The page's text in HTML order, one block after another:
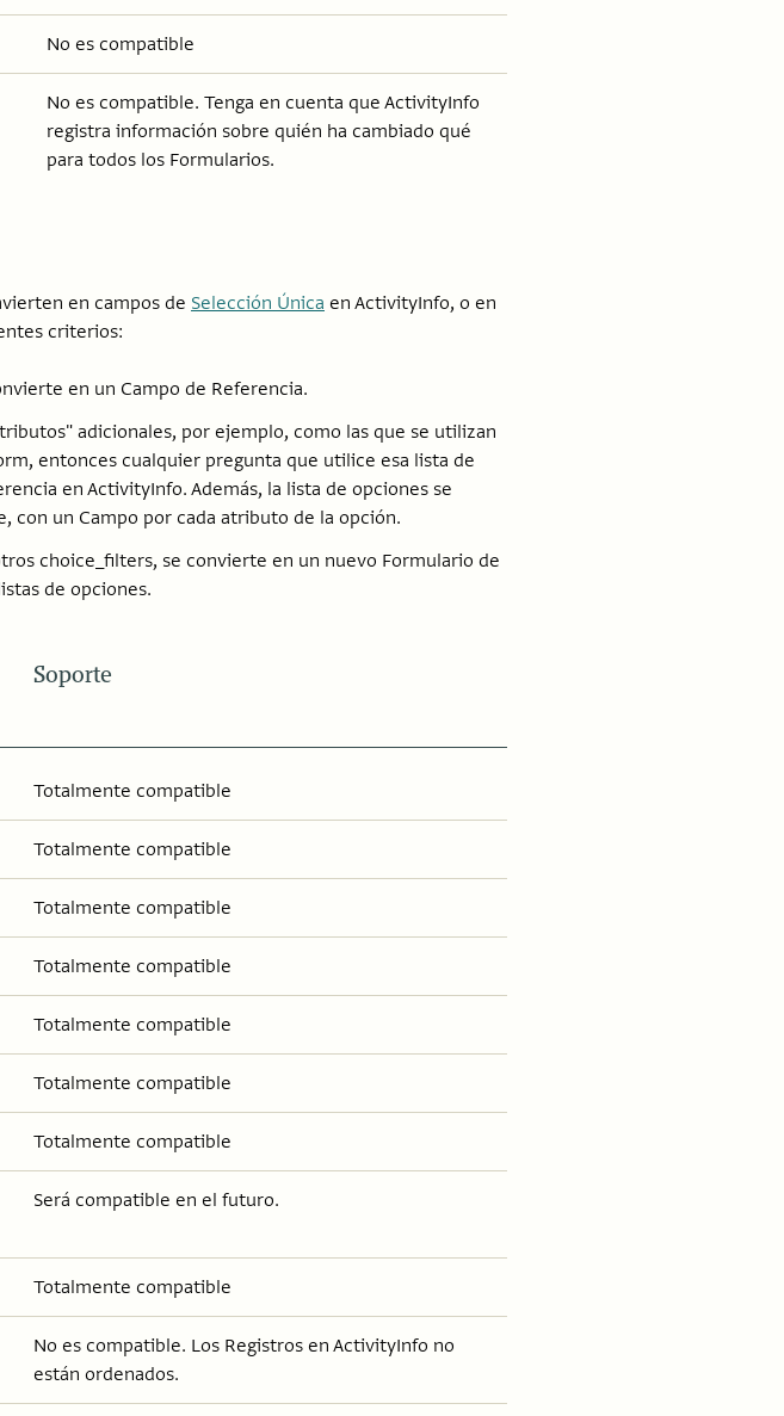
No es compatible
No es compatible. Tenga en cuenta que ActivityInfo
registra información sobre quién ha cambiado qué
para todos los Formularios.
en campos de Selección Única en ActivityInfo, o en
criterios:
en un Campo de Referencia.
adicionales, por ejemplo, como las que se utilizan
entonces cualquier pregunta que utilice esa lista de
en ActivityInfo. Además, la lista de opciones se
un Campo por cada atributo de la opción.
choice_filters, se convierte en un nuevo Formulario de
de opciones.
Soporte
Totalmente compatible
Totalmente compatible
Totalmente compatible
Totalmente compatible
Totalmente compatible
Totalmente compatible
Totalmente compatible
Será compatible en el futuro.
Totalmente compatible
No es compatible. Los Registros en ActivityInfo no
están ordenados.